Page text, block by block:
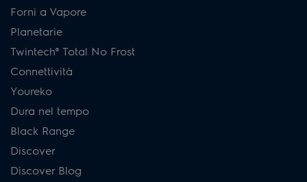
Forni a Vapore
Planetarie
Twintech® Total No Frost
Connettività
Youreko
Dura nel tempo
Black Range
Discover
Discover Blog